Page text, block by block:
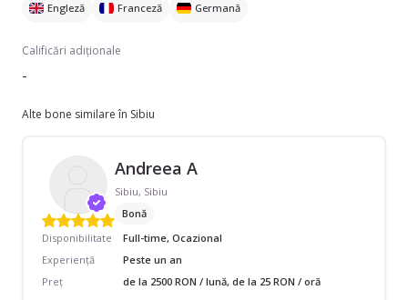
Engleză Franceză Germană
Calificări adiționale
-
Alte bone similare în Sibiu
Andreea A
Sibiu, Sibiu
Bonă
Disponibilitate
Full-time, Ocazional
Experiență
Peste un an
Preț
de la 2500 RON / lună, de la 25 RON / oră